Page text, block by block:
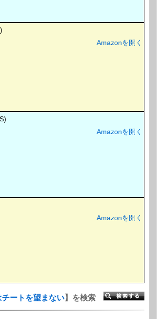
Amazonを開く
Amazonを開く
Amazonを開く
ートを望まない】を検索